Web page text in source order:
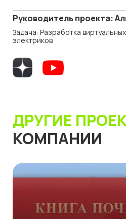
Руководитель проекта:
Задача: Разработка
электриков
ДРУГИЕ
КОМПАНИИ